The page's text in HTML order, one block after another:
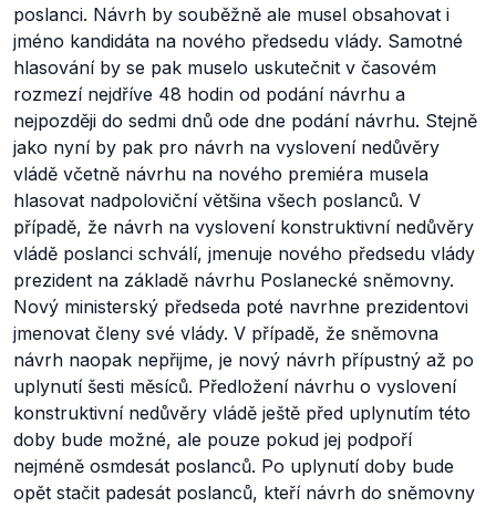
poslanci. Návrh by souběžně ale musel obsahovat i
jméno kandidáta na nového předsedu vlády. Samotné
hlasování by se pak muselo uskutečnit v časovém
rozmezí nejdříve 48 hodin od podání návrhu a
nejpozději do sedmi dnů ode dne podání návrhu. Stejně
jako nyní by pak pro návrh na vyslovení nedůvěry
vládě včetně návrhu na nového premiéra musela
hlasovat nadpoloviční většina všech poslanců. V
případě, že návrh na vyslovení konstruktivní nedůvěry
vládě poslanci schválí, jmenuje nového předsedu vlády
prezident na základě návrhu Poslanecké sněmovny.
Nový ministerský předseda poté navrhne prezidentovi
jmenovat členy své vlády. V případě, že sněmovna
návrh naopak nepřijme, je nový návrh přípustný až po
uplynutí šesti měsíců. Předložení návrhu o vyslovení
konstruktivní nedůvěry vládě ještě před uplynutím této
doby bude možné, ale pouze pokud jej podpoří
nejméně osmdesát poslanců. Po uplynutí doby bude
opět stačit padesát poslanců, kteří návrh do sněmovny